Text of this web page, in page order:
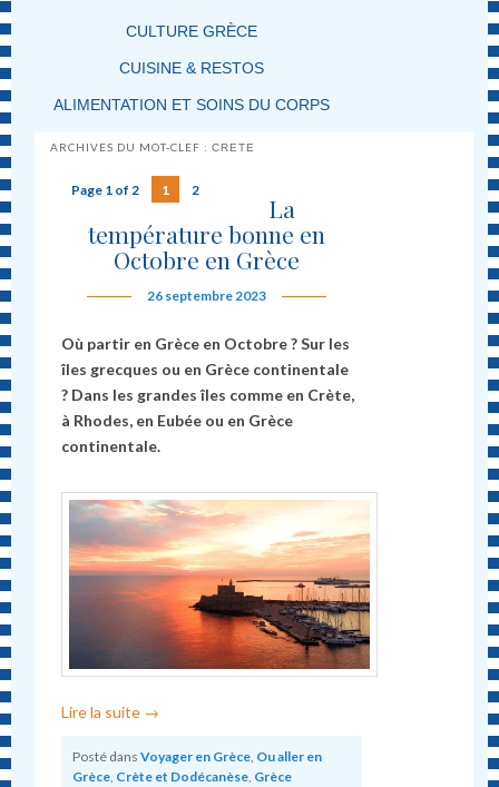
CULTURE GRÈCE
CUISINE & RESTOS
ALIMENTATION ET SOINS DU CORPS
ARCHIVES DU MOT-CLEF :CRETE
Page 1 of 2 1 2
La
température bonne en
Octobre en Grèce
26 septembre 2023
Où partir en Grèce en Octobre ? Sur les
îles grecques ou en Grèce continentale
? Dans les grandes îles comme en Crète,
à Rhodes, en Eubée ou en Grèce
continentale.
Lire la suite →
Posté dans Voyager en Grèce, Ou aller en
Grèce, Crète et Dodécanèse, Grèce